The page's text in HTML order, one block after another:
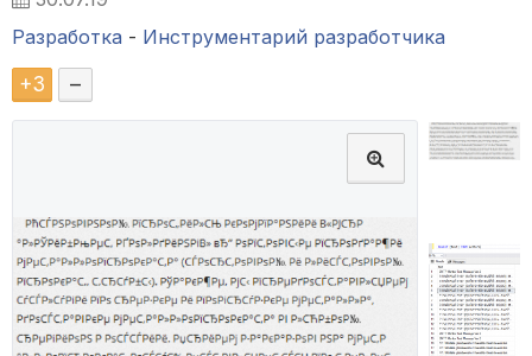
Разработка - Инструментарий разработчика
+3 –